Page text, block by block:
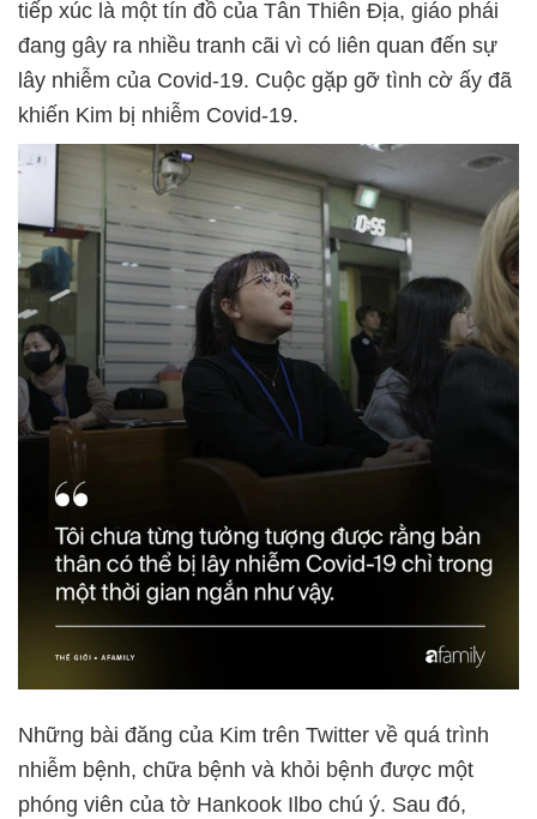
tiếp xúc là một tín đồ của Tân Thiên Địa, giáo phái
đang gây ra nhiều tranh cãi vì có liên quan đến sự
lây nhiễm của Covid-19. Cuộc gặp gỡ tình cờ ấy đã
khiến Kim bị nhiễm Covid-19.
Những bài đăng của Kim trên Twitter về quá trình
nhiễm bệnh, chữa bệnh và khỏi bệnh được một
phóng viên của tờ Hankook Ilbo chú ý. Sau đó,